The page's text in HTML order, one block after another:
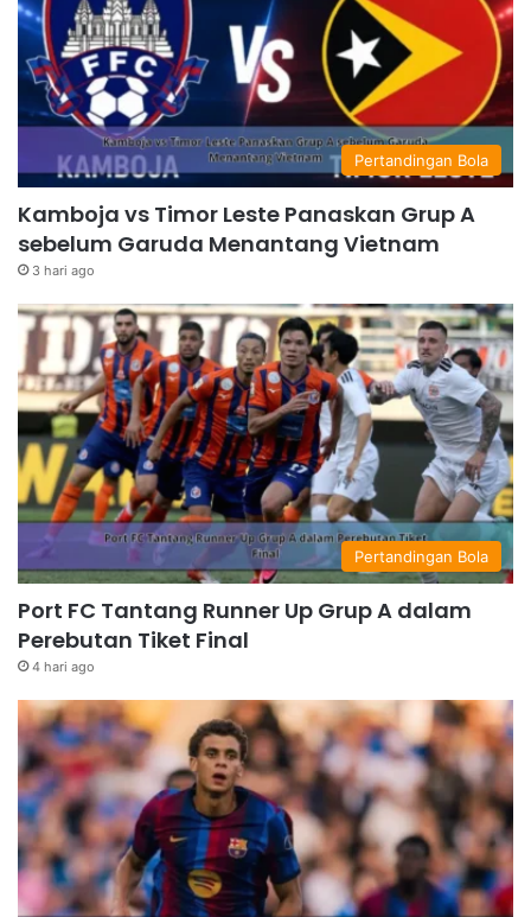
Pertandingan Bola
Kamboja vs Timor Leste Panaskan Grup A
sebelum Garuda Menantang Vietnam
3 hari ago
Pertandingan Bola
Port FC Tantang Runner Up Grup A dalam
Perebutan Tiket Final
4 hari ago